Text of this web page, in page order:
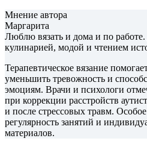
Мнение автора
Маргарита
Люблю вязать и дома и по
кулинарией, модой и чтением
Терапевтическое вязание
уменьшить тревожность и
эмоциям. Врачи и психологи
при коррекции расстройств
и после стрессовых травм.
регулярность занятий и
материалов.